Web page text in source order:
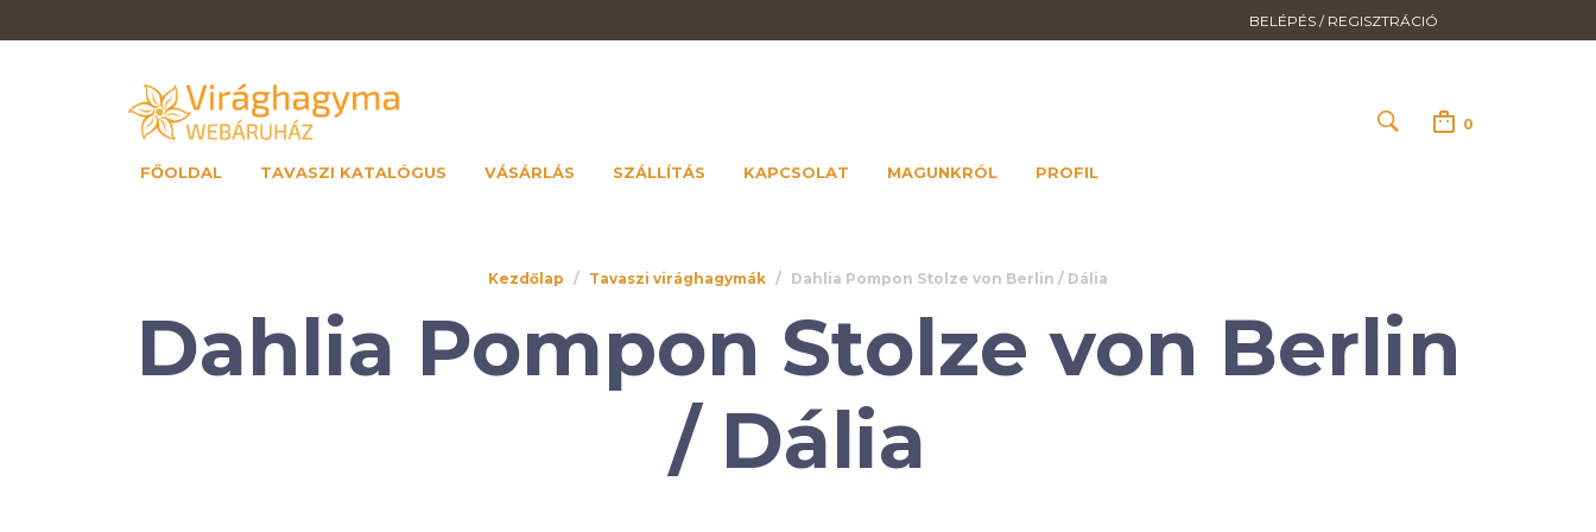
BELÉPÉS / REGISZTRÁCIÓ
FŐOLDAL TAVASZI KATALÓGUS VÁSÁRLÁS SZÁLLÍTÁS KAPCSOLAT MAGUNKRÓL PROFIL
0
Kezdőlap / Tavaszi virághagymák / Dahlia Pompon Stolze von Berlin / Dália
Dahlia Pompon Stolze von Berlin
/ Dália